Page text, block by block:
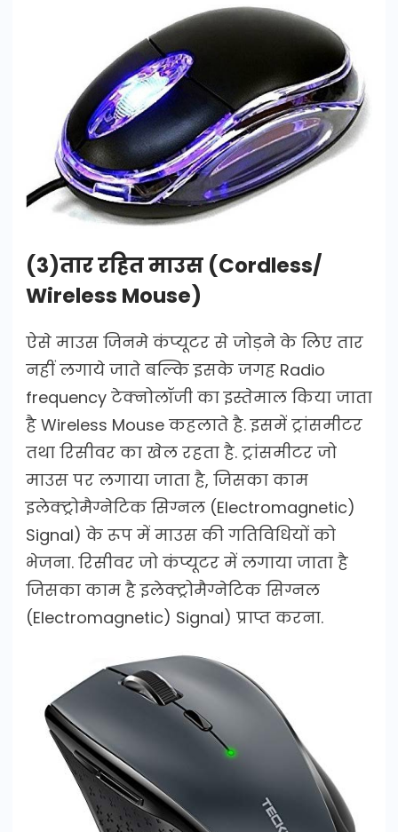
(3)तार रहित माउस (Cordless/
Wireless Mouse)
ऐसे माउस जिनमे कंप्यूटर से जोड़ने के लिए तार
नहीं लगाये जाते बल्कि इसके जगह Radio
frequency टेक्नोलॉजी का इस्तेमाल किया जाता
है Wireless Mouse कहलाते है. इसमें ट्रांसमीटर
तथा रिसीवर का खेल रहता है. ट्रांसमीटर जो
माउस पर लगाया जाता है, जिसका काम
इलेक्ट्रोमैग्नेटिक सिग्नल (Electromagnetic)
Signal) के रूप में माउस की गतिविधियों को
भेजना. रिसीवर जो कंप्यूटर में लगाया जाता है
जिसका काम है इलेक्ट्रोमैग्नेटिक सिग्नल
(Electromagnetic) Signal) प्राप्त करना.